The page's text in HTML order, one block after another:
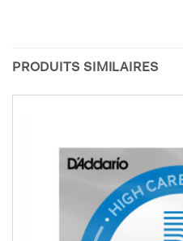
PRODUITS SIMILAIRES